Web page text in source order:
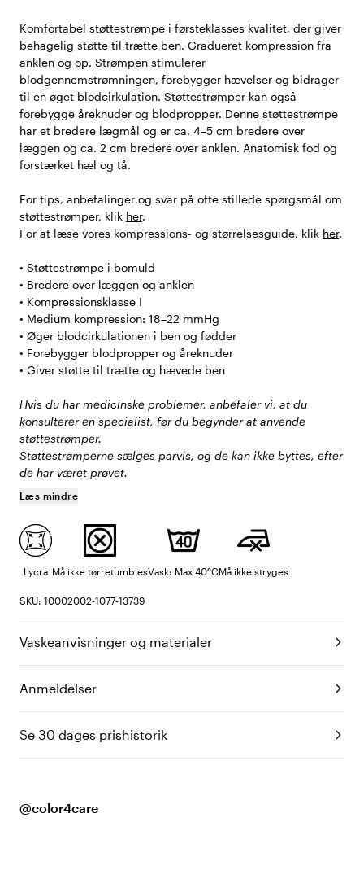
Komfortabel støttestrømpe i førsteklasses kvalitet, der giver
behagelig støtte til trætte ben. Gradueret kompression fra
anklen og op. Strømpen stimulerer
blodgennemstrømningen, forebygger hævelser og bidrager
til en øget blodcirkulation. Støttestrømper kan også
forebygge åreknuder og blodpropper. Denne støttestrømpe
har et bredere lægmål og er ca. 4–5 cm bredere over
læggen og ca. 2 cm bredere over anklen. Anatomisk fod og
forstærket hæl og tå.
For tips, anbefalinger og svar på ofte stillede spørgsmål om
støttestrømper, klik her.
For at læse vores kompressions- og størrelsesguide, klik her.
• Støttestrømpe i bomuld
• Bredere over læggen og anklen
• Kompressionsklasse I
• Medium kompression: 18–22 mmHg
• Øger blodcirkulationen i ben og fødder
• Forebygger blodpropper og åreknuder
• Giver støtte til trætte og hævede ben
Hvis du har medicinske problemer, anbefaler vi, at du
konsulterer en specialist, før du begynder at anvende
støttestrømper.
Støttestrømperne sælges parvis, og de kan ikke byttes, efter
de har været prøvet.
Læs mindre
Lycra Må ikke tørretumblesVask: Max 40°CMå ikke stryges
SKU: 10002002-1077-13739
Vaskeanvisninger og materialer
Anmeldelser
Se 30 dages prishistorik
@color4care